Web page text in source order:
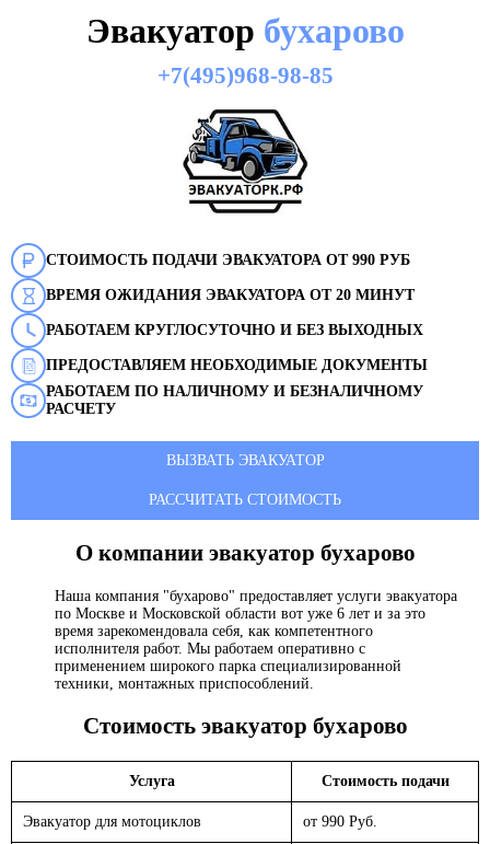
Эвакуатор бухарово
+7(495)968-98-85
СТОИМОСТЬ ПОДАЧИ ЭВАКУАТОРА ОТ 990 РУБ
ВРЕМЯ ОЖИДАНИЯ ЭВАКУАТОРА ОТ 20 МИНУТ
РАБОТАЕМ КРУГЛОСУТОЧНО И БЕЗ ВЫХОДНЫХ
ПРЕДОСТАВЛЯЕМ НЕОБХОДИМЫЕ ДОКУМЕНТЫ
РАБОТАЕМ ПО НАЛИЧНОМУ И БЕЗНАЛИЧНОМУ
РАСЧЕТУ
ВЫЗВАТЬ ЭВАКУАТОР
РАССЧИТАТЬ СТОИМОСТЬ
О компании эвакуатор бухарово
Наша компания "бухарово" предоставляет услуги эвакуатора
по Москве и Московской области вот уже 6 лет и за это
время зарекомендовала себя, как компетентного
исполнителя работ. Мы работаем оперативно с
применением широкого парка специализированной
техники, монтажных приспособлений.
Стоимость эвакуатор бухарово
Услуга Стоимость подачи
Эвакуатор для мотоциклов от 990 Руб.